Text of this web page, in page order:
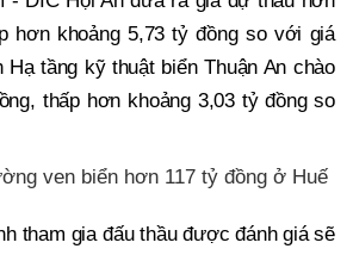
hơn khoảng 5,73 tỷ đồng so với giá
Hạ tầng kỹ thuật biển Thuận An chào
thấp hơn khoảng 3,03 tỷ đồng so
ven biển hơn 117 tỷ đồng ở Huế
tham gia đấu thầu được đánh giá sẽ